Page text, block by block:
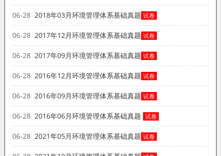
06-28 2018年03月环境管理体系基础真题 试卷
06-28 2017年12月环境管理体系基础真题 试卷
06-28 2017年09月环境管理体系基础真题 试卷
06-28 2016年12月环境管理体系基础真题 试卷
06-28 2016年09月环境管理体系基础真题 试卷
06-28 2016年06月环境管理体系基础真题 试卷
06-28 2021年05月环境管理体系基础真题 试卷